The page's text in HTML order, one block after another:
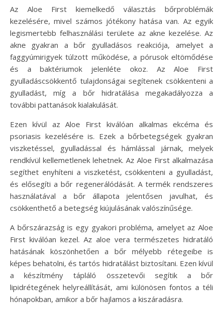
Az Aloe First kiemelkedő választás bőrproblémák
kezelésére, mivel számos jótékony hatása van. Az egyik
legismertebb felhasználási területe az akne kezelése. Az
akne gyakran a bőr gyulladásos reakciója, amelyet a
faggyúmirigyek túlzott működése, a pórusok eltömődése
és a baktériumok jelenléte okoz. Az Aloe First
gyulladáscsökkentő tulajdonságai segítenek csökkenteni a
gyulladást, míg a bőr hidratálása megakadályozza a
további pattanások kialakulását.
Ezen kívül az Aloe First kiválóan alkalmas ekcéma és
psoriasis kezelésére is. Ezek a bőrbetegségek gyakran
viszketéssel, gyulladással és hámlással járnak, melyek
rendkívül kellemetlenek lehetnek. Az Aloe First alkalmazása
segíthet enyhíteni a viszketést, csökkenteni a gyulladást,
és elősegíti a bőr regenerálódását. A termék rendszeres
használatával a bőr állapota jelentősen javulhat, és
csökkenthető a betegség kiújulásának valószínűsége.
A bőrszárazság is egy gyakori probléma, amelyet az Aloe
First kiválóan kezel. Az aloe vera természetes hidratáló
hatásának köszönhetően a bőr mélyebb rétegeibe is
képes behatolni, és tartós hidratálást biztosítani. Ezen kívül
a készítmény tápláló összetevői segítik a bőr
lipidrétegének helyreállítását, ami különösen fontos a téli
hónapokban, amikor a bőr hajlamos a kiszáradásra.